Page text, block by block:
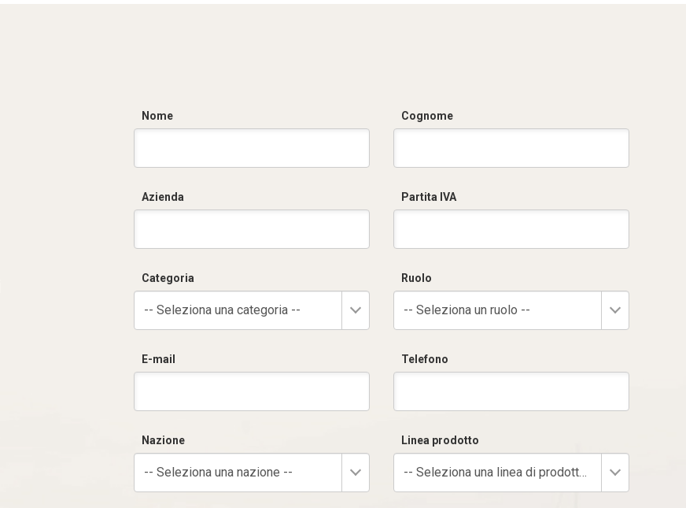
Nome Cognome
Azienda Partita IVA
Categoria
-- Seleziona una categoria --
Ruolo
-- Seleziona un ruolo --
E-mail Telefono
Nazione
-- Seleziona una nazione --
Linea prodotto
-- Seleziona una linea di prodotto --